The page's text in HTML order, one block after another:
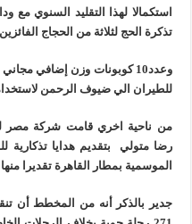
تذكرة الحج لثلاثة من الحجاج
وعدد10 كوبونات وزن إضافي
للطيران الي ضيوف الرحمن
من ناحية اخري قامت شركة مصر
رضا متولي بتقديم هدايا تذكارية
الموسمية بمطار القاهرة تقديرا